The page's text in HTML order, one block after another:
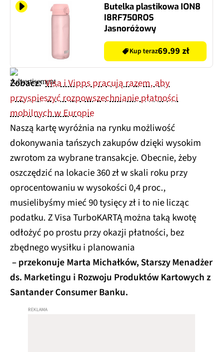
Butelka plastikowa ION8
I8RF750ROS
Jasnoróżowy
Kup teraz69.99 zł
Zobacz:Visa i Vipps pracują razem, aby
przyspieszyć rozpowszechnianie płatności
mobilnych w Europie
Naszą kartę wyróżnia na rynku możliwość
dokonywania tańszych zakupów dzięki wysokim
zwrotom za wybrane transakcje. Obecnie, żeby
oszczędzić na lokacie 360 zł w skali roku przy
oprocentowaniu w wysokości 0,4 proc.,
musielibyśmy mieć 90 tysięcy zł i to nie licząc
podatku. Z Visa TurboKARTĄ można taką kwotę
odłożyć po prostu przy okazji płatności, bez
zbędnego wysiłku i planowania
– przekonuje Marta Michałków, Starszy Menadżer
ds. Marketingu i Rozwoju Produktów Kartowych z
Santander Consumer Banku.